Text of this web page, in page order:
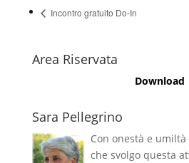
Incontro gratuito Do-In
Area Riservata
Download
Sara Pellegrino
Con onestà e
che svolgo questa